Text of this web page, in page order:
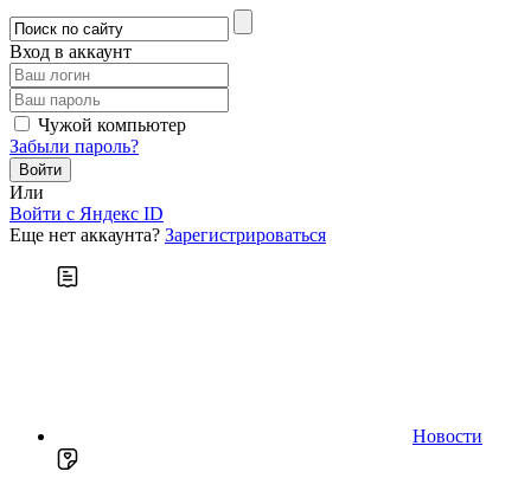
Вход в аккаунт
Чужой компьютер
Забыли пароль?
Или
Войти c Яндекс ID
Еще нет аккаунта? Зарегистрироваться
Новости